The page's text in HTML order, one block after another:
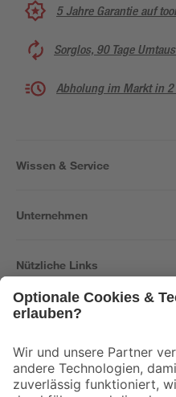
5 Jahre Garantie auf
Sorglos, 90 Tage
Abholung im Markt in 2
Wissen & Service
Unternehmen
Nützliche Links
Der toom Newsletter: Keine
Zur Newsletter Anmeldung